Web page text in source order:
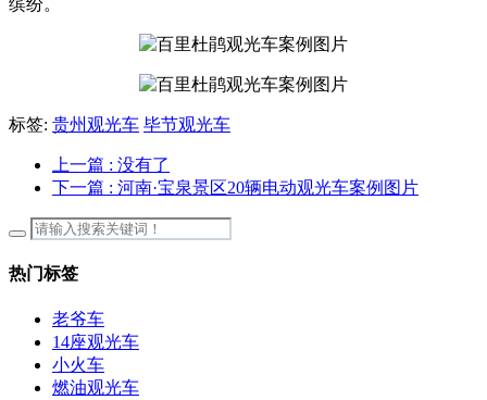
标签: 贵州观光车 毕节观光车
上一篇 : 没有了
下一篇 : 河南·宝泉景区20辆电动观光车案例图片
热门标签
老爷车
14座观光车
小火车
燃油观光车